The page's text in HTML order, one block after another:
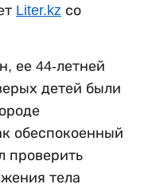
Liter.kz со
ее 44-летней
детей были
обеспокоенный
проверить
тела